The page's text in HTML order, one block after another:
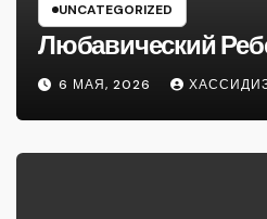
UNCATEGORIZED
Любавический
6 МАЯ, 2026